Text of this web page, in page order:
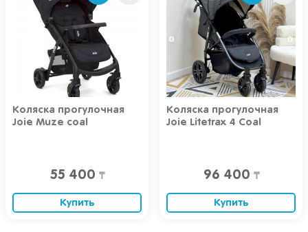
Коляска прогулочная
Joie Muze coal
55 400 ₸
Купить
Коляска прогулочная
Joie Litetrax 4 Coal
96 400 ₸
Купить